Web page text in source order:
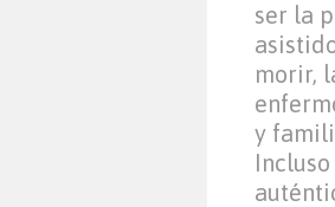
ser la
morir,
y